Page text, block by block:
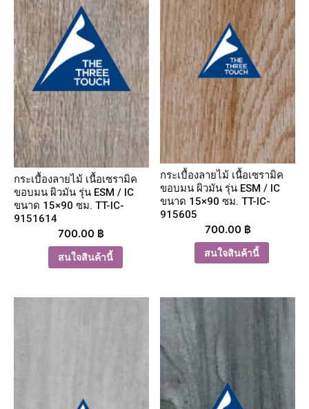
กระเบื้องลายไม้ เนื้อเซรามิค
ขอบมน ผิวมัน รุ่น ESM / IC
ขนาด 15×90 ซม. TT-IC-
9151614
700.00 ฿
สนใจสินค้านี้
กระเบื้องลายไม้ เนื้อเซรามิค
ขอบมน ผิวมัน รุ่น ESM / IC
ขนาด 15×90 ซม. TT-IC-
915605
700.00 ฿
สนใจสินค้านี้